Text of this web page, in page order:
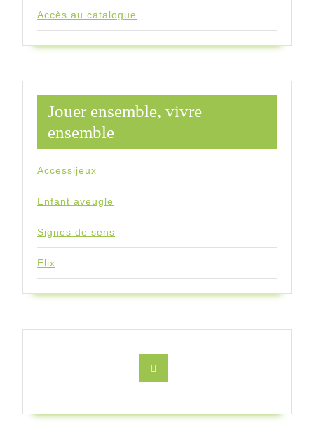
Accès au catalogue
Jouer ensemble, vivre
ensemble
Accessijeux
Enfant aveugle
Signes de sens
Elix